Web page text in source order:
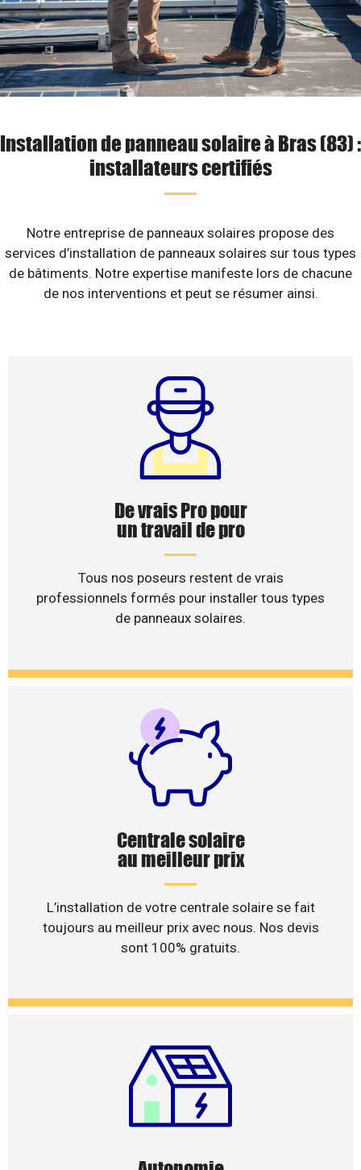
Installation de panneau solaire à Bras (83) :
installateurs certifiés
Notre entreprise de panneaux solaires propose des
services d’installation de panneaux solaires sur tous types
de bâtiments. Notre expertise manifeste lors de chacune
de nos interventions et peut se résumer ainsi.
De vrais Pro pour
un travail de pro
Tous nos poseurs restent de vrais
professionnels formés pour installer tous types
de panneaux solaires.
Centrale solaire
au meilleur prix
L’installation de votre centrale solaire se fait
toujours au meilleur prix avec nous. Nos devis
sont 100% gratuits.